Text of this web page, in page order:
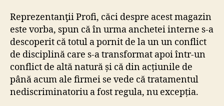
Reprezentanţii Profi, căci despre acest magazin
este vorba, spun că în urma anchetei interne s-a
descoperit că totul a pornit de la un un conflict
de disciplină care s-a transformat apoi într-un
conflict de altă natură și că din acțiunile de
până acum ale firmei se vede că tratamentul
nediscriminatoriu a fost regula, nu excepția.